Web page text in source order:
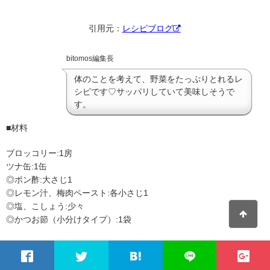
引用元： レシピブログ
bitomos編集長
体のことを考えて、野菜をたっぷりとれるレ
シピです♡サッパリしていて美味しそうで
す。
■材料
ブロッコリー:1房
ツナ缶:1缶
◎ポン酢:大さじ1
◎レモン汁、梅肉ペースト:各小さじ1
◎塩、こしょう:少々
◎かつお節（小分けタイプ）:1袋